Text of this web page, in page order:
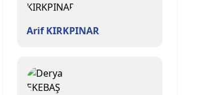
Arif KIRKPINAR